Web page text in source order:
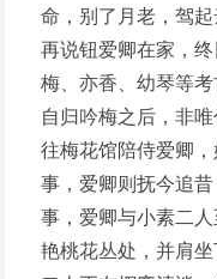
命，别了月老，驾起
再说钮爱卿在家，
梅、亦香、幼琴等
自归吟梅之后，非
往梅花馆陪侍爱卿
事，爱卿则抚今追
事，爱卿与小素二
艳桃花丛处，并肩坐